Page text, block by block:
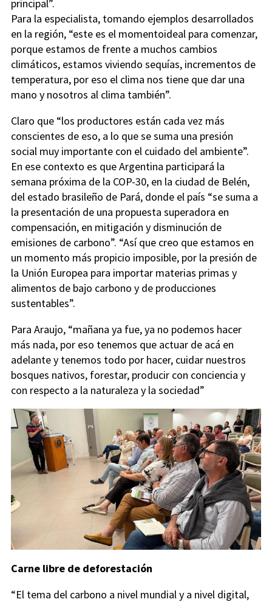
principal”.
Para la especialista, tomando ejemplos desarrollados
en la región, “este es el momentoideal para comenzar,
porque estamos de frente a muchos cambios
climáticos, estamos viviendo sequías, incrementos de
temperatura, por eso el clima nos tiene que dar una
mano y nosotros al clima también”.
Claro que “los productores están cada vez más
conscientes de eso, a lo que se suma una presión
social muy importante con el cuidado del ambiente”.
En ese contexto es que Argentina participará la
semana próxima de la COP-30, en la ciudad de Belén,
del estado brasileño de Pará, donde el país “se suma a
la presentación de una propuesta superadora en
compensación, en mitigación y disminución de
emisiones de carbono”. “Así que creo que estamos en
un momento más propicio imposible, por la presión de
la Unión Europea para importar materias primas y
alimentos de bajo carbono y de producciones
sustentables”.
Para Araujo, “mañana ya fue, ya no podemos hacer
más nada, por eso tenemos que actuar de acá en
adelante y tenemos todo por hacer, cuidar nuestros
bosques nativos, forestar, producir con conciencia y
con respecto a la naturaleza y la sociedad”
Carne libre de deforestación
“El tema del carbono a nivel mundial y a nivel digital,